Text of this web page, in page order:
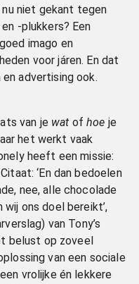
niet gekant tegen
-plukkers? Een
imago en
voor járen. En dat
advertising ook.
van je wat ofhoe je
het werkt vaak
heeft een missie:
‘En dan bedoelen
nee, alle chocolade
wij ons doel bereikt’,
van Tony’s
belust op zoveel
van een sociale
vrolijke én lekkere